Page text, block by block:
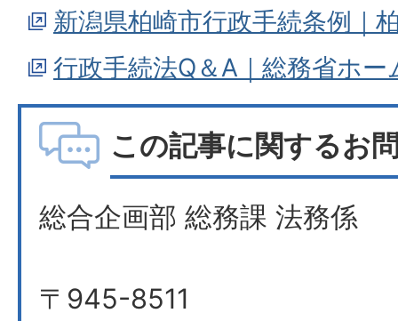
新潟県柏崎市行政手続条例｜
行政手続法Q＆A｜総務省ホー
この記事に関するお
総合企画部 総務課 法務係
〒945-8511